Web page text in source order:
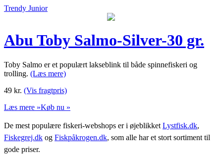
Trendy Junior
Abu Toby Salmo-Silver-30 gr.
Toby Salmo er et populært lakseblink til både spinnefiskeri og
trolling. (Læs mere)
49 kr. (Vis fragtpris)
Læs mere »Køb nu »
De mest populære fiskeri-webshops er i øjeblikket Lystfisk.dk,
Fiskegrej.dk og Fiskpåkrogen.dk, som alle har et stort sortiment til
gode priser.